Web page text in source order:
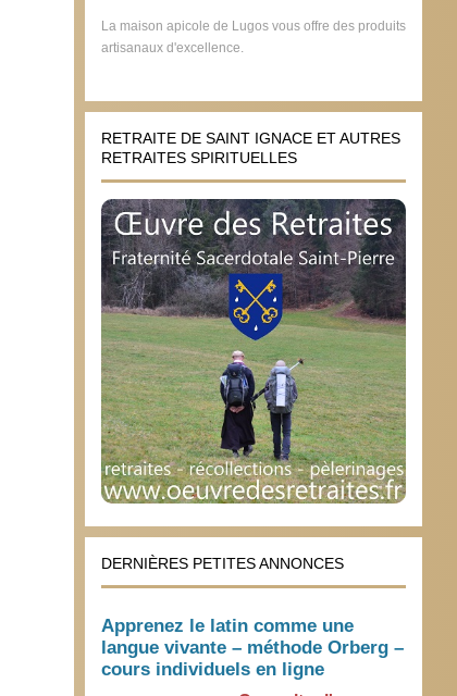
La maison apicole de Lugos vous offre des produits
artisanaux d'excellence.
RETRAITE DE SAINT IGNACE ET AUTRES
RETRAITES SPIRITUELLES
DERNIÈRES PETITES ANNONCES
Apprenez le latin comme une
langue vivante – méthode Orberg –
cours individuels en ligne